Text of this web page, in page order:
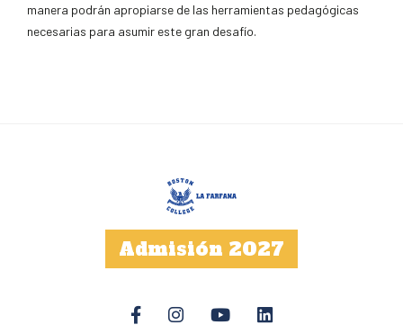
manera podrán apropiarse de las herramientas pedagógicas
necesarias para asumir este gran desafío.
Admisión 2027